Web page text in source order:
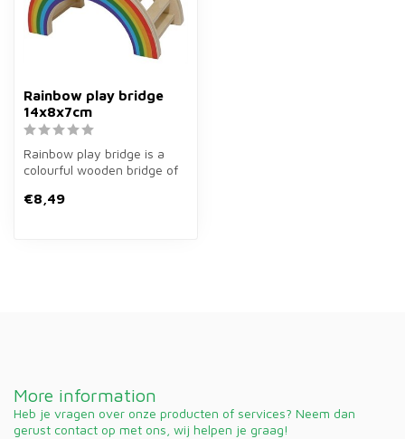
Rainbow play bridge
14x8x7cm
Rainbow play bridge is a
colourful wooden bridge of
t...
€8,49
More information
Heb je vragen over onze producten of services? Neem dan
gerust contact op met ons, wij helpen je graag!